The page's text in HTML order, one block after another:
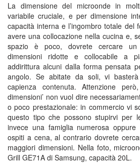
La dimensione del microonde in
variabile cruciale, e per dimensione
capacità interna e l’ingombro totale del
avere una collocazione nella cucina e,
spazio è poco, dovrete cercare
dimensioni ridotte e collocabile a
addirittura alcuni dalla forma pensata
angolo. Se abitate da soli, vi
capienza contenuta. Attenzione
dimensioni’ non vuol dire
o poco prestazionale: in commercio vi
questo tipo che possono stupirvi per
invece una famiglia numerosa
ospiti a cena, al contrario dovrete
maggiori dimensioni. Nella foto,
Grill GE71A di Samsung, capacità 20L.